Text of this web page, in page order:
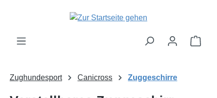
Zum Hauptinhalt springen
Zughundesport Canicross Zuggeschirre